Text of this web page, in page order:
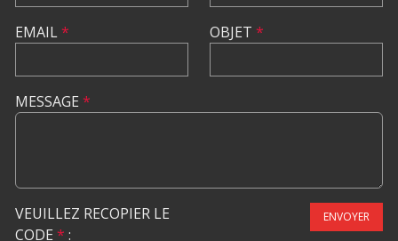
EMAIL* OBJET *
MESSAGE *
VEUILLEZ RECOPIER LE
CODE * :
ENVOYER